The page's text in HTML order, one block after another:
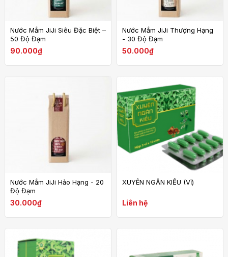
Nước Mắm JiJi Siêu Đặc Biệt –
50 Độ Đạm
90.000₫
Nước Mắm JiJi Thượng Hạng
- 30 Độ Đạm
50.000₫
Nước Mắm JiJi Hảo Hạng - 20
Độ Đạm
30.000₫
XUYÊN NGÂN KIỀU (Vỉ)
Liên hệ